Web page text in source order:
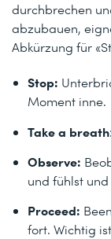
durchbrechen
abzubauen,
Abkürzung für
Stop:
Moment inne.
Take a breath
Observe:
und fühlst
Proceed:
fort. Wichtig